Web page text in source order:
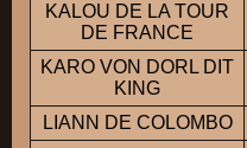
KALOU DE LA TOUR
DE FRANCE
KARO VON DORL DIT
KING
LIANN DE COLOMBO